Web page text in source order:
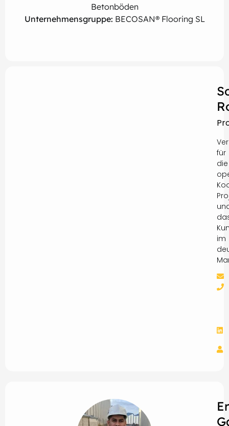
Betonböden
Unternehmensgruppe: BECOSAN® Flooring SL
für
die
im